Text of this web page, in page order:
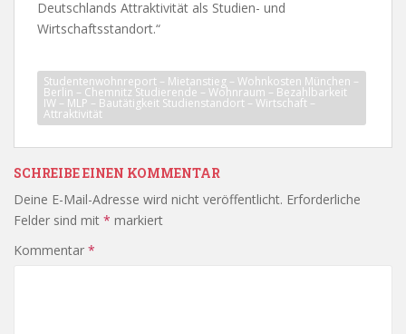
Deutschlands Attraktivität als Studien- und
Wirtschaftsstandort.“
Studentenwohnreport – Mietanstieg – Wohnkosten München –
Berlin – Chemnitz Studierende – Wohnraum – Bezahlbarkeit
IW – MLP – Bautätigkeit Studienstandort – Wirtschaft –
Attraktivität
SCHREIBE EINEN KOMMENTAR
Deine E-Mail-Adresse wird nicht veröffentlicht. Erforderliche
Felder sind mit * markiert
Kommentar *